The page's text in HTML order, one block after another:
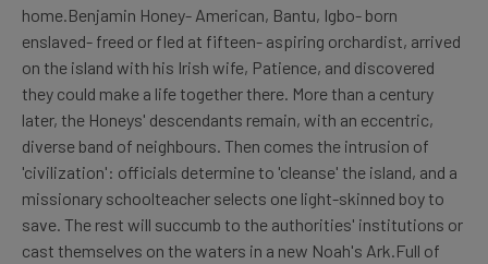
home.Benjamin Honey- American, Bantu, Igbo- born
enslaved- freed or fled at fifteen- aspiring orchardist, arrived
on the island with his Irish wife, Patience, and discovered
they could make a life together there. More than a century
later, the Honeys' descendants remain, with an eccentric,
diverse band of neighbours. Then comes the intrusion of
'civilization': officials determine to 'cleanse' the island, and a
missionary schoolteacher selects one light-skinned boy to
save. The rest will succumb to the authorities' institutions or
cast themselves on the waters in a new Noah's Ark.Full of